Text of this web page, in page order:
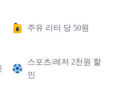
주유 리터 당 50원
스포츠/레저 2천원 할
인